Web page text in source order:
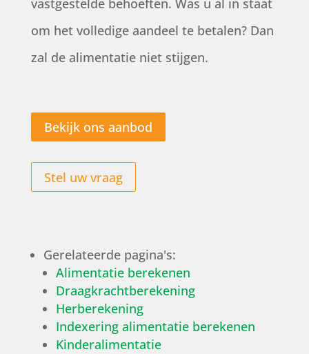
om het volledige aandeel te betalen? Dan
zal de alimentatie niet stijgen.
Bekijk ons aanbod
Stel uw vraag
Gerelateerde pagina's:
Alimentatie berekenen
Draagkrachtberekening
Herberekening
Indexering alimentatie berekenen
Kinderalimentatie